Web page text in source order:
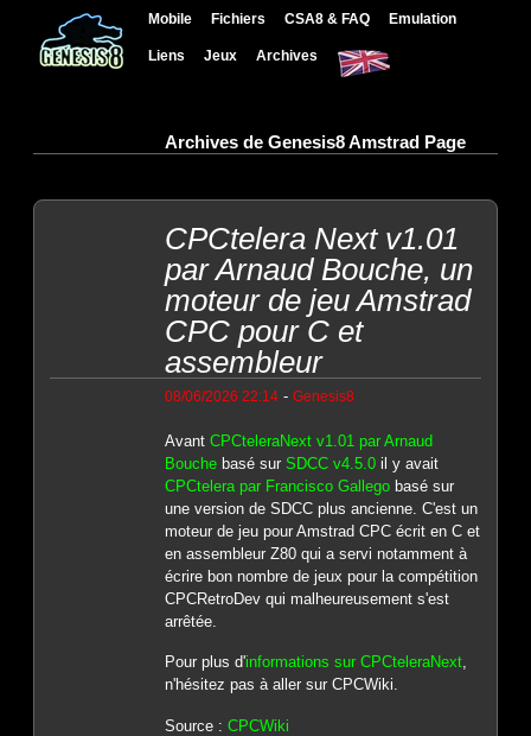
Mobile Fichiers CSA8 & FAQ Emulation
Liens Jeux Archives
Archives de Genesis8 Amstrad Page
CPCtelera Next v1.01
par Arnaud Bouche, un
moteur de jeu Amstrad
CPC pour C et
assembleur
08/06/2026 22:14- Genesis8
Avant CPCteleraNext v1.01 par Arnaud
Bouchebasé sur SDCC v4.5.0il y avait
CPCtelera par Francisco Gallegobasé sur
une version de SDCC plus ancienne. C'est un
moteur de jeu pour Amstrad CPC écrit en C et
en assembleur Z80 qui a servi notamment à
écrire bon nombre de jeux pour la compétition
CPCRetroDev qui malheureusement s'est
arrêtée.
Pour plus d'informations sur CPCteleraNext,
n'hésitez pas à aller sur CPCWiki.
Source : CPCWiki